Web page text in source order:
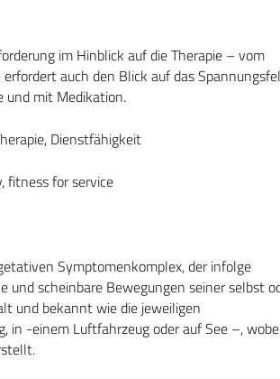
im Hinblick auf die Therapie – vom
auch den Blick auf das
und mit Medikation.
Dienstfähigkeit
fitness for service
Symptomenkomplex, der infolge
scheinbare Bewegungen seiner selbst
und bekannt wie die jeweiligen
in -einem Luftfahrzeug oder auf See –,